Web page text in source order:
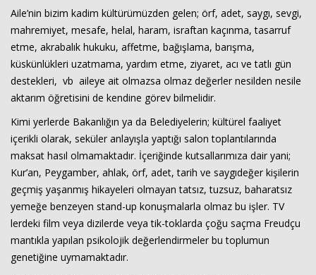
Aile’nin bizim kadim kültürümüzden gelen; örf, adet, saygı, sevgi,
mahremiyet, mesafe, helal, haram, israftan kaçınma, tasarruf
etme, akrabalık hukuku, affetme, bağışlama, barışma,
küskünlükleri uzatmama, yardım etme, ziyaret, acı ve tatlı gün
destekleri, vb aileye ait olmazsa olmaz değerler nesilden nesile
aktarım öğretisini de kendine görev bilmelidir.
Kimi yerlerde Bakanlığın ya da Belediyelerin; kültürel faaliyet
içerikli olarak, seküler anlayışla yaptığı salon toplantılarında
maksat hasıl olmamaktadır. İçeriğinde kutsallarımıza dair yani;
Kur’an, Peygamber, ahlak, örf, adet, tarih ve saygıdeğer kişilerin
geçmiş yaşanmış hikayeleri olmayan tatsız, tuzsuz, baharatsız
yemeğe benzeyen stand-up konuşmalarla olmaz bu işler. TV
lerdeki film veya dizilerde veya tik-toklarda çoğu saçma Freudçu
mantıkla yapılan psikolojik değerlendirmeler bu toplumun
genetiğine uymamaktadır.